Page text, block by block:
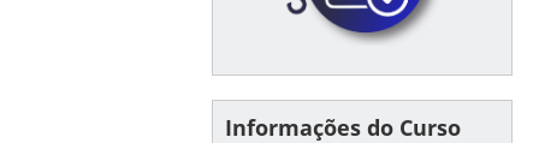
Informações do Curso